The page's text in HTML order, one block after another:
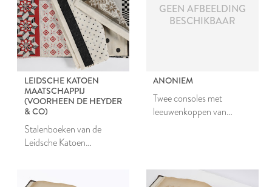
LEIDSCHE KATOEN
MAATSCHAPPIJ
(VOORHEEN DE HEYDER
& CO)
Stalenboeken van de
Leidsche Katoen
GEEN AFBEELDING
BESCHIKBAAR
ANONIEM
Twee consoles met
leeuwenkoppen van